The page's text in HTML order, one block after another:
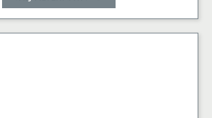
här
produkten
har